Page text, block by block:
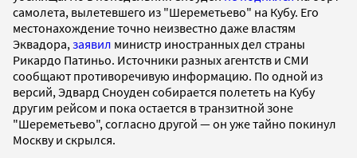
самолета, вылетевшего из "Шереметьево" на Кубу. Его
местонахождение точно неизвестно даже властям
Эквадора, заявил министр иностранных дел страны
Рикардо Патиньо. Источники разных агентств и СМИ
сообщают противоречивую информацию. По одной из
версий, Эдвард Сноуден собирается полететь на Кубу
другим рейсом и пока остается в транзитной зоне
"Шереметьево", согласно другой — он уже тайно покинул
Москву и скрылся.